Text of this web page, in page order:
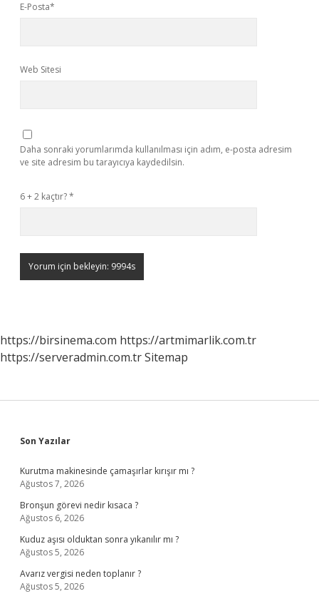
E-Posta*
Web Sitesi
Daha sonraki yorumlarımda kullanılması için adım, e-posta adresim
ve site adresim bu tarayıcıya kaydedilsin.
6 + 2 kaçtır?*
https://birsinema.com https://artmimarlik.com.tr
https://serveradmin.com.trSitemap
Sidebar
Son Yazılar
Kurutma makinesinde çamaşırlar kırışır mı ?
Ağustos 7, 2026
Bronşun görevi nedir kısaca ?
Ağustos 6, 2026
Kuduz aşısı olduktan sonra yıkanılır mı ?
Ağustos 5, 2026
Avarız vergisi neden toplanır ?
Ağustos 5, 2026